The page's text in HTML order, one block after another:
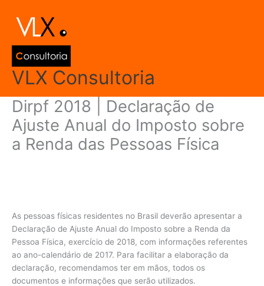
para
conteúdo
VLX Consultoria
Dirpf 2018 | Declaração de
Ajuste Anual do Imposto sobre
a Renda das Pessoas Física
As pessoas físicas residentes no Brasil deverão apresentar a
Declaração de Ajuste Anual do Imposto sobre a Renda da
Pessoa Física, exercício de 2018, com informações referentes
ao ano-calendário de 2017. Para facilitar a elaboração da
declaração, recomendamos ter em mãos, todos os
documentos e informações que serão utilizados.